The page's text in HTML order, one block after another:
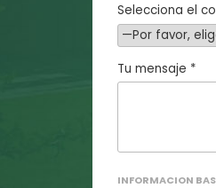
Selecciona el
Tu mensaje *
INFORMACION